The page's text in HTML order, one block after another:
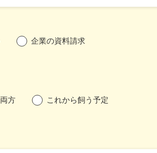
企業の資料請求
両方 これから飼う予定